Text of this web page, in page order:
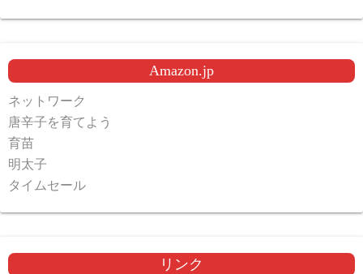
Amazon.jp
ネットワーク
唐辛子を育てよう
育苗
明太子
タイムセール
リンク